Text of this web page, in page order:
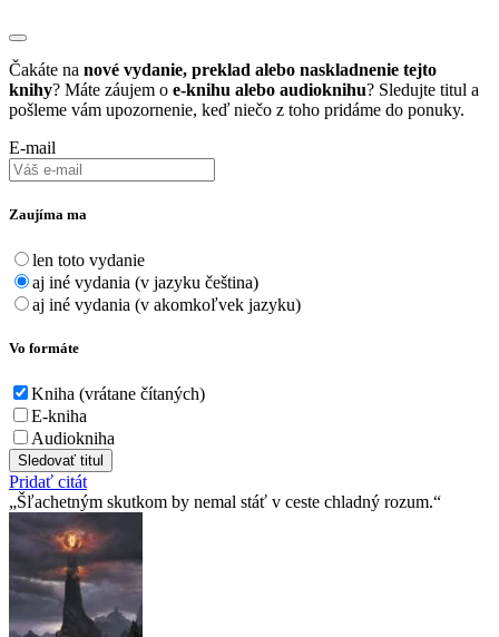
Čakáte na nové vydanie, preklad alebo naskladnenie tejto
knihy? Máte záujem o e-knihu alebo audioknihu? Sledujte titul a
pošleme vám upozornenie, keď niečo z toho pridáme do ponuky.
E-mail
Zaujíma ma
len toto vydanie
aj iné vydania (v jazyku čeština)
aj iné vydania (v akomkoľvek jazyku)
Vo formáte
Kniha (vrátane čítaných)
E-kniha
Audiokniha
Sledovať titul
Pridať citát
Šľachetným skutkom by nemal stáť v ceste chladný rozum.